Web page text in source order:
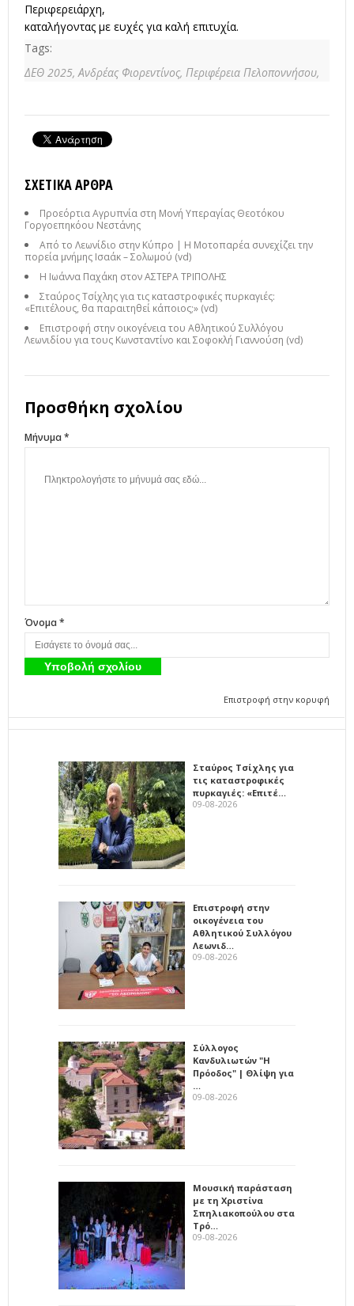
Περιφερειάρχη,
καταλήγοντας με ευχές για καλή επιτυχία.
Tags:
ΔΕΘ 2025,Ανδρέας Φιορεντίνος, Περιφέρεια Πελοποννήσου,
ΣΧΕΤΙΚΆ ΆΡΘΡΑ
Προεόρτια Αγρυπνία στη Μονή Υπεραγίας Θεοτόκου
Γοργοεπηκόου Νεστάνης
Από το Λεωνίδιο στην Κύπρο | Η Μοτοπαρέα συνεχίζει την
πορεία μνήμης Ισαάκ – Σολωμού (vd)
Η Ιωάννα Παχάκη στον ΑΣΤΕΡΑ ΤΡΙΠΟΛΗΣ
Σταύρος Τσίχλης για τις καταστροφικές πυρκαγιές:
«Επιτέλους, θα παραιτηθεί κάποιος;» (vd)
Επιστροφή στην οικογένεια του Αθλητικού Συλλόγου
Λεωνιδίου για τους Κωνσταντίνο και Σοφοκλή Γιαννούση (vd)
Προσθήκη σχολίου
Μήνυμα *
Όνομα *
Επιστροφή στην κορυφή
Σταύρος Τσίχλης για
τις καταστροφικές
πυρκαγιές: «Επιτέ…
09-08-2026
Επιστροφή στην
οικογένεια του
Αθλητικού Συλλόγου
Λεωνιδ…
09-08-2026
Σύλλογος
Κανδυλιωτών "Η
Πρόοδος" | Θλίψη για
…
09-08-2026
Μουσική παράσταση
με τη Χριστίνα
Σπηλιακοπούλου στα
Τρό…
09-08-2026